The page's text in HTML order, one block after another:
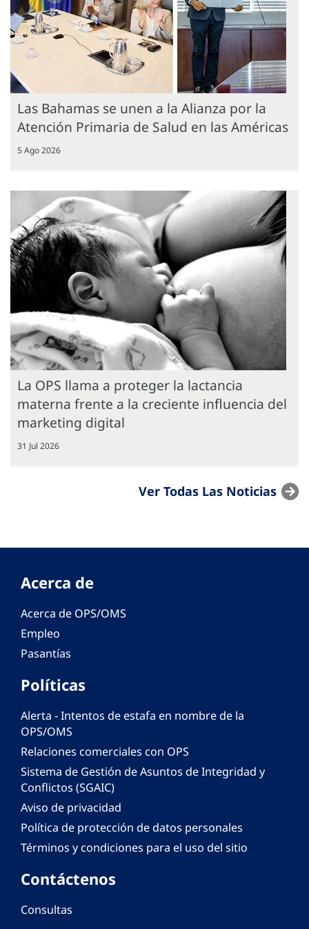
Las Bahamas se unen a la Alianza por la
Atención Primaria de Salud en las Américas
5 Ago 2026
La OPS llama a proteger la lactancia
materna frente a la creciente influencia del
marketing digital
31 Jul 2026
Ver Todas Las Noticias
Acerca de
Acerca de OPS/OMS
Empleo
Pasantías
Políticas
Alerta - Intentos de estafa en nombre de la
OPS/OMS
Relaciones comerciales con OPS
Sistema de Gestión de Asuntos de Integridad y
Conflictos (SGAIC)
Aviso de privacidad
Política de protección de datos personales
Términos y condiciones para el uso del sitio
Contáctenos
Consultas